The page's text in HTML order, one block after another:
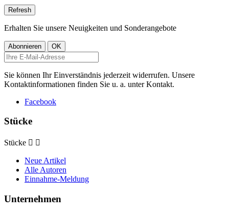
Erhalten Sie unsere Neuigkeiten und Sonderangebote
Sie können Ihr Einverständnis jederzeit widerrufen. Unsere
Kontaktinformationen finden Sie u. a. unter Kontakt.
Facebook
Stücke
Stücke  
Neue Artikel
Alle Autoren
Einnahme-Meldung
Unternehmen